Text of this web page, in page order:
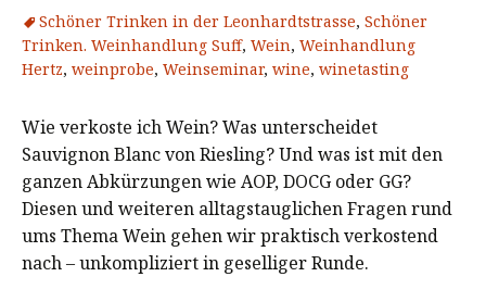
Schöner Trinken in der Leonhardtstrasse, Schöner
Trinken. Weinhandlung Suff, Wein, Weinhandlung
Hertz, weinprobe, Weinseminar, wine, winetasting
Wie verkoste ich Wein? Was unterscheidet
Sauvignon Blanc von Riesling? Und was ist mit den
ganzen Abkürzungen wie AOP, DOCG oder GG?
Diesen und weiteren alltagstauglichen Fragen rund
ums Thema Wein gehen wir praktisch verkostend
nach – unkompliziert in geselliger Runde.